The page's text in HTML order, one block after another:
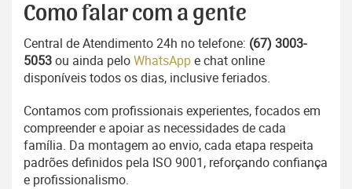
Como falar com a gente
Central de Atendimento 24h no telefone: (67) 3003-
5053ou ainda peloWhatsAppe chat online
disponíveis todos os dias, inclusive feriados.
Contamos com profissionais experientes, focados em
compreender e apoiar as necessidades de cada
família. Da montagem ao envio, cada etapa respeita
padrões definidos pela ISO 9001, reforçando confiança
e profissionalismo.